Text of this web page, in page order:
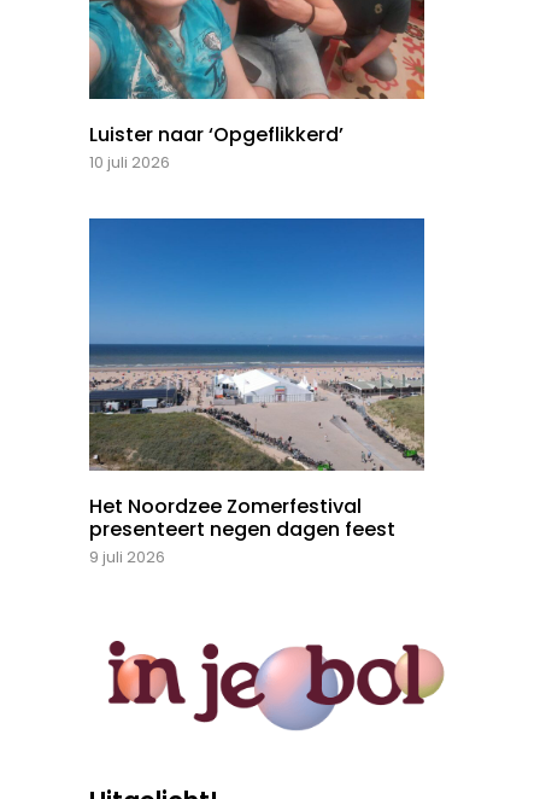
Luister naar ‘Opgeflikkerd’
10 juli 2026
Het Noordzee Zomerfestival
presenteert negen dagen feest
9 juli 2026